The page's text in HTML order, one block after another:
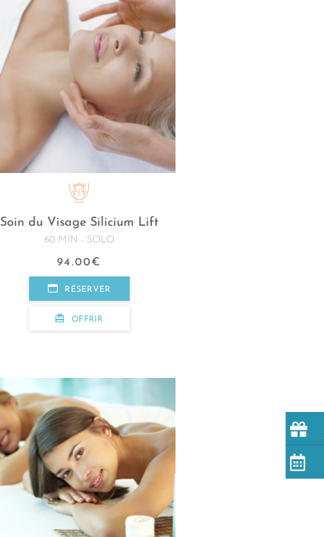
Soin du Visage Silicium Lift
60 MIN - SOLO
94.00€
RÉSERVER
OFFRIR